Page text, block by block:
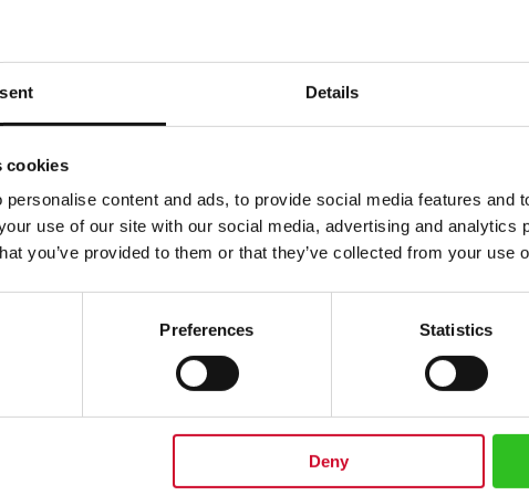
Details
cookies
personalise content and ads, to provide social media features and
use of our site with our social media, advertising and analytics
you’ve provided to them or that they’ve collected from your use
Preferences Statistics
Deny
Rot, Weiss und Blau.
Tasse: 7,5 cm. Durchmesser Untertasse: 13,4 cm Höhe Tasse: